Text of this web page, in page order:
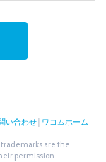
い合わせ ワコムホーム
are the
permission.